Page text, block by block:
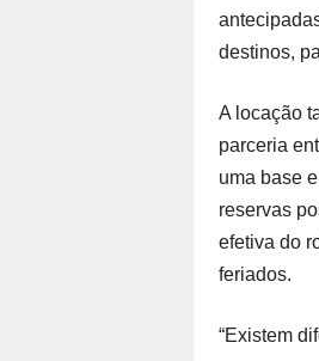
destinos,
A locação
parceria
uma base
reservas
efetiva do
feriados.
“Existem